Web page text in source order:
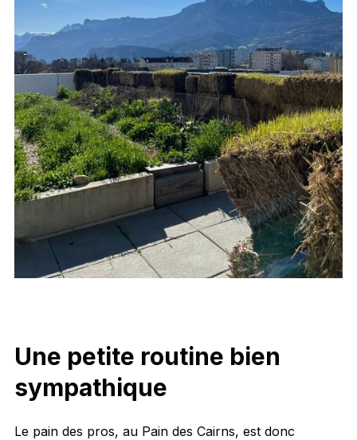
Une petite routine bien
sympathique
Le pain des pros, au Pain des Cairns, est donc